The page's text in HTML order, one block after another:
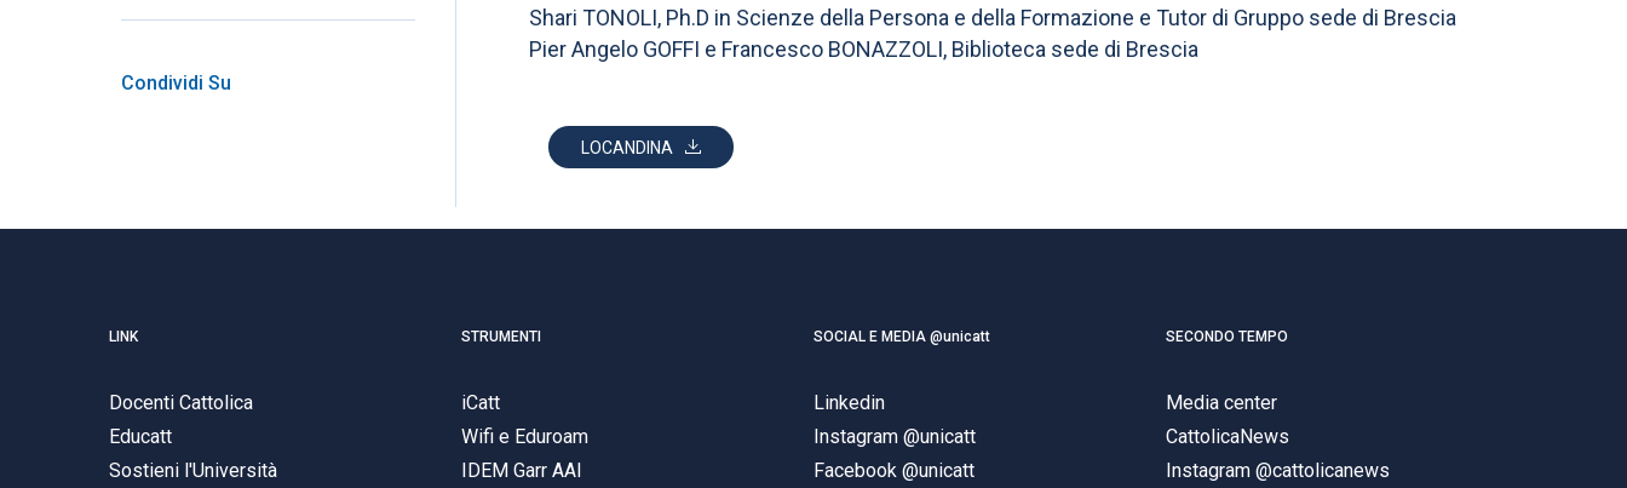
Condividi Su
Shari TONOLI, Ph.D in Scienze della Persona e della Formazione e Tutor di Gruppo sede di Brescia
Pier Angelo GOFFI e Francesco BONAZZOLI, Biblioteca sede di Brescia
LOCANDINA
LINK
Docenti Cattolica
Educatt
Sostieni l'Università
STRUMENTI
iCatt
Wifi e Eduroam
IDEM Garr AAI
SOCIAL E MEDIA @unicatt
Linkedin
Instagram @unicatt
Facebook @unicatt
SECONDO TEMPO
Media center
CattolicaNews
Instagram @cattolicanews